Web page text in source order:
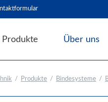
Produkte
Bindematerial
Über uns
Produkte Bindesysteme